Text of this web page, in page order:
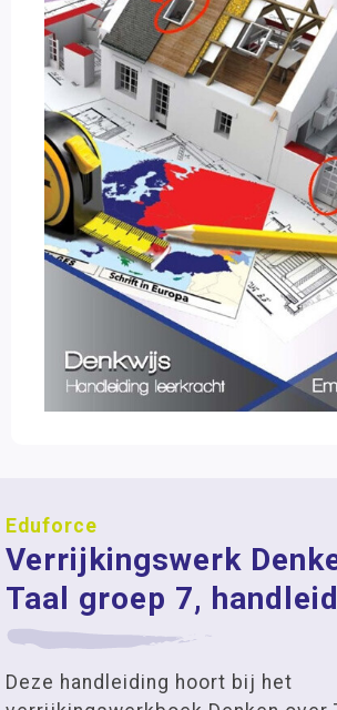
Eduforce
Verrijkingswerk
Taal groep 7,
Deze handleiding hoort bij het